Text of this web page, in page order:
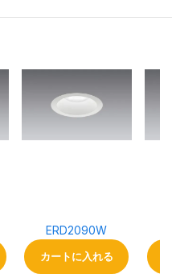
ERD2090W
カートに入れる